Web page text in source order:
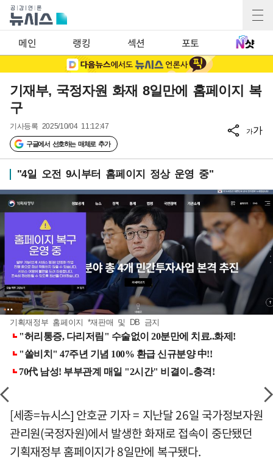
메인 랭킹 섹션 포토
기재부, 국정자원 화재 8일만에 홈페이지 복
구
기사등록 2025/10/04 11:12:47
구글에서 선호하는 매체로 추가
가가
"4일 오전 9시부터 홈페이지 정상 운영 중"
기획재정부 홈페이지 *재판매 및 DB 금지
[세종=뉴시스] 안호균 기자 = 지난달 26일 국가정보자원
관리원(국정자원)에서 발생한 화재로 접속이 중단됐던
기획재정부 홈페이지가 8일만에 복구됐다.